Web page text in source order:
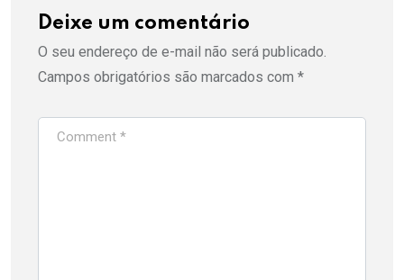
Deixe um comentário
O seu endereço de e-mail não será publicado.
Campos obrigatórios são marcados com *